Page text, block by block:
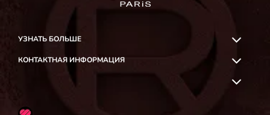
УЗНАТЬ БОЛЬШЕ
КОНТАКТНАЯ ИНФОРМАЦИЯ